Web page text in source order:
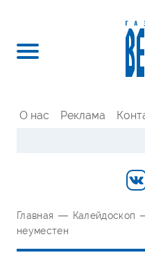
О нас Реклама
Главная — Калейдоскоп
неуместен